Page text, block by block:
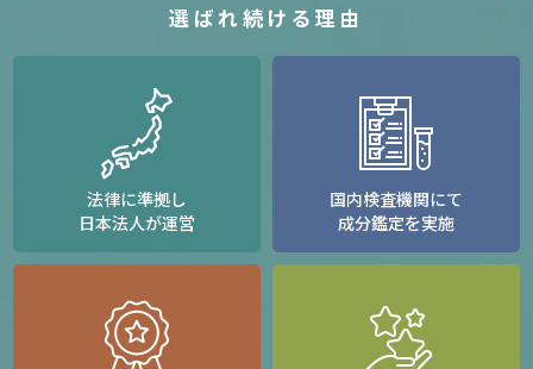
選ばれ続ける理由
法律に準拠し
日本法人が運営
国内検査機関にて
成分鑑定を実施